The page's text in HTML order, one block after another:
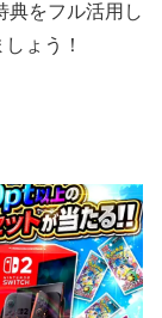
典をフル活用し
ょう！